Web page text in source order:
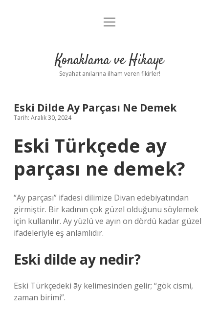
Anasayfa
Yasal Uyarı
menüyü
Konaklama ve Hikaye
Seyahat anılarına ilham veren fikirler!
Eski Dilde Ay Parçası Ne Demek
Tarih: Aralık 30, 2024
Eski Türkçede ay
parçası ne demek?
“Ay parçası” ifadesi dilimize Divan edebiyatından
girmiştir. Bir kadının çok güzel olduğunu söylemek
için kullanılır. Ay yüzlü ve ayın on dördü kadar güzel
ifadeleriyle eş anlamlıdır.
Eski dilde ay nedir?
Eski Türkçedeki āy kelimesinden gelir; “gök cismi,
zaman birimi”.